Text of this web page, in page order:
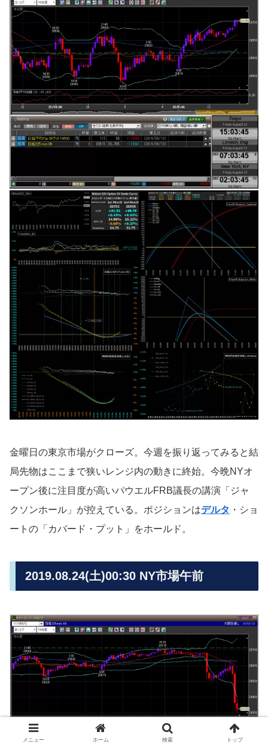
金曜日の東京市場がクローズ。今週を振り返ってみると結
局先物はここまで狭いレンジ内の動きに終始。今晩NYオ
ープン後に注目度が高いパウエルFRB議長の講演「ジャ
クソンホール」が控えている。ポジションはデルタ ・ショ
ートの「カバード・プット」をホールド。
2019.08.24(土)00:30 NY市場午前
メニュー ホーム 検索 トップ